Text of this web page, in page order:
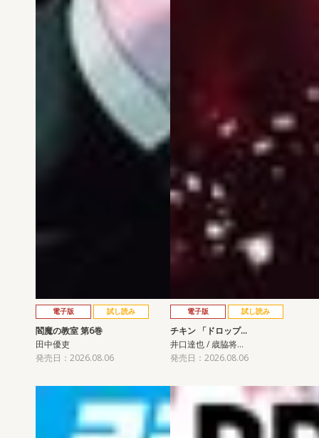
電子版 試し読み
閻魔の教室 第6巻
田中優吏
発売日：2026.08.06
電子版 試し読み
チキン 「ドロップ…
井口達也 / 歳脇将…
発売日：2026.08.06